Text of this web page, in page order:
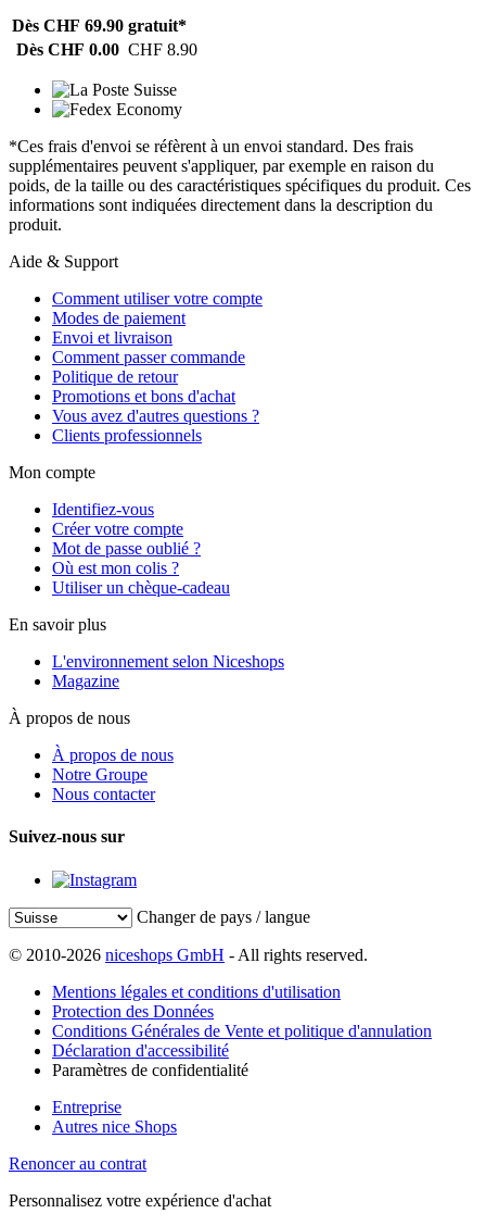
Dès CHF 69.90 gratuit*
Dès CHF 0.00 CHF 8.90
*Ces frais d'envoi se réfèrent à un envoi standard. Des frais
supplémentaires peuvent s'appliquer, par exemple en raison du
poids, de la taille ou des caractéristiques spécifiques du produit. Ces
informations sont indiquées directement dans la description du
produit.
Aide & Support
Comment utiliser votre compte
Modes de paiement
Envoi et livraison
Comment passer commande
Politique de retour
Promotions et bons d'achat
Vous avez d'autres questions ?
Clients professionnels
Mon compte
Identifiez-vous
Créer votre compte
Mot de passe oublié ?
Où est mon colis ?
Utiliser un chèque-cadeau
En savoir plus
L'environnement selon Niceshops
Magazine
À propos de nous
À propos de nous
Notre Groupe
Nous contacter
Suivez-nous sur
Changer de pays / langue
© 2010-2026 niceshops GmbH - All rights reserved.
Mentions légales et conditions d'utilisation
Protection des Données
Conditions Générales de Vente et politique d'annulation
Déclaration d'accessibilité
Paramètres de confidentialité
Entreprise
Autres nice Shops
Renoncer au contrat
Personnalisez votre expérience d'achat